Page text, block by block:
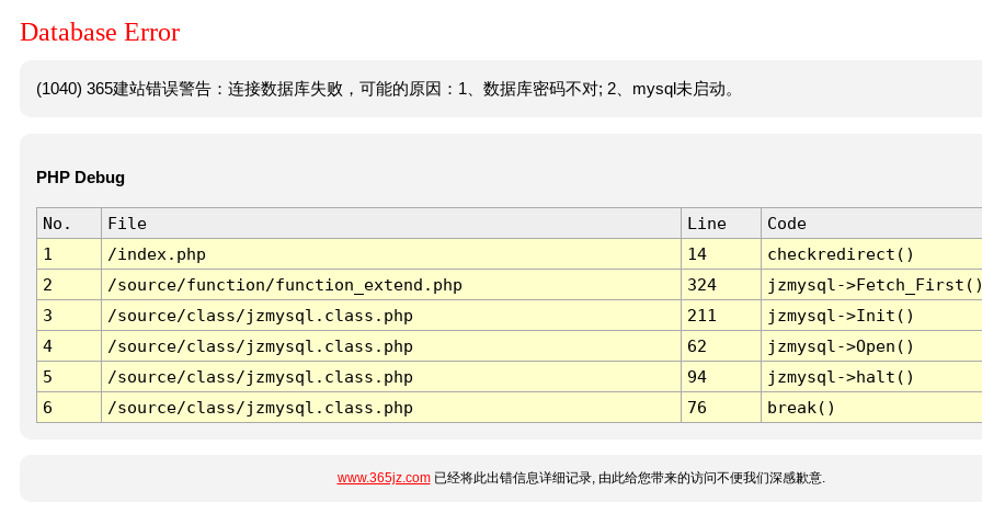
Database Error
(1040) 365建站错误警告：连接数据库失败，可能的原因：1、数据库密码不对; 2、mysql未启动。
PHP Debug
No. File Line
Code
1
/index.php 14
checkredirect()
2
/source/function/function_extend.php 324
jzmysql-
3
/source/class/jzmysql.class.php 211
jzmysql->Init()
4
/source/class/jzmysql.class.php 62
jzmysql->Open()
5
/source/class/jzmysql.class.php 94
jzmysql->halt()
6
/source/class/jzmysql.class.php 76 break()
www.365jz.com已经将此出错信息详细记录, 由此给您带来的访问不便我们深感歉意.